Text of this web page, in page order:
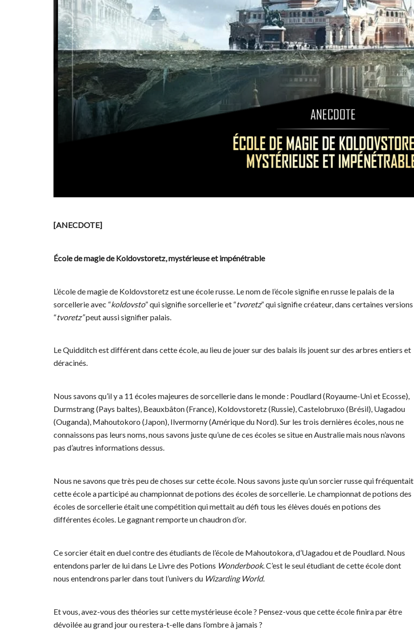
[ANECDOTE]
École de magie de Koldovstoretz, mystérieuse et impénétrable
L’école de magie de Koldovstoretz est une école russe. Le nom de l’école signifie en russe le palais de la
sorcellerie avec “koldovsto” qui signifie sorcellerie et “tvoretz” qui signifie créateur, dans certaines versions
“tvoretz”peut aussi signifier palais.
Le Quidditch est différent dans cette école, au lieu de jouer sur des balais ils jouent sur des arbres entiers et
déracinés.
Nous savons qu’il y a 11 écoles majeures de sorcellerie dans le monde : Poudlard (Royaume-Uni et Ecosse),
Durmstrang (Pays baltes), Beauxbâton (France), Koldovstoretz (Russie), Castelobruxo (Brésil), Uagadou
(Ouganda), Mahoutokoro (Japon), Ilvermorny (Amérique du Nord). Sur les trois dernières écoles, nous ne
connaissons pas leurs noms, nous savons juste qu’une de ces écoles se situe en Australie mais nous n’avons
pas d’autres informations dessus.
Nous ne savons que très peu de choses sur cette école. Nous savons juste qu’un sorcier russe qui fréquentait
cette école a participé au championnat de potions des écoles de sorcellerie. Le championnat de potions des
écoles de sorcellerie était une compétition qui mettait au défi tous les élèves doués en potions des
différentes écoles. Le gagnant remporte un chaudron d’or.
Ce sorcier était en duel contre des étudiants de l’école de Mahoutokora, d’Uagadou et de Poudlard. Nous
entendons parler de lui dans Le Livre des Potions Wonderbook. C’est le seul étudiant de cette école dont
nous entendrons parler dans tout l’univers du Wizarding World.
Et vous, avez-vous des théories sur cette mystérieuse école ? Pensez-vous que cette école finira par être
dévoilée au grand jour ou restera-t-elle dans l’ombre à jamais ?